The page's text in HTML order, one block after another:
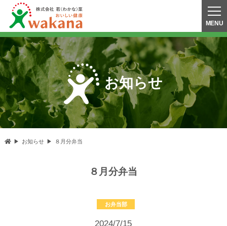
お知らせ
お知らせ ８月分弁当
８月分弁当
お弁当部
2024/7/15